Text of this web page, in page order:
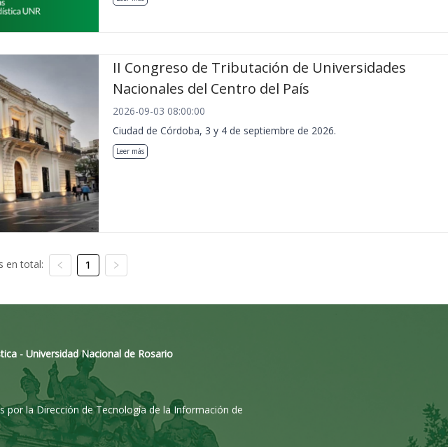
II Congreso de Tributación de Universidades
Nacionales del Centro del País
2026-09-03 08:00:00
Ciudad de Córdoba, 3 y 4 de septiembre de 2026.
Leer más
en total: 1
- Universidad Nacional de Rosario
por la Dirección de Tecnología de la Información de